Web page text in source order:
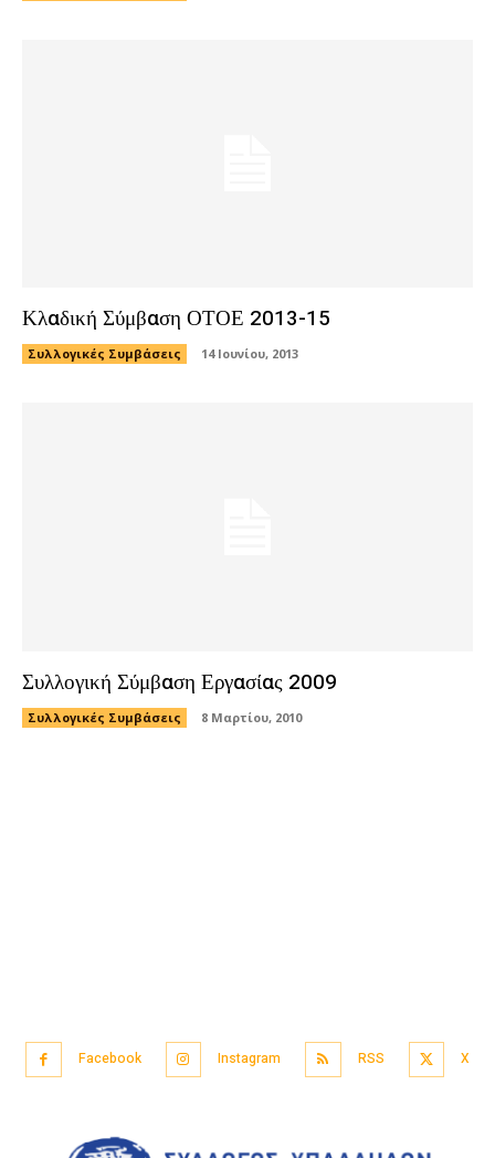
Κλαδική Σύμβαση ΟΤΟΕ 2013-15
Συλλογικές Συμβάσεις 14 Ιουνίου, 2013
Συλλογική Σύμβαση Εργασίας 2009
Συλλογικές Συμβάσεις 8 Μαρτίου, 2010
Facebook Instagram RSS X